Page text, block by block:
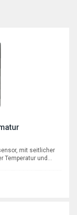
mit seitlicher
Temperatur und